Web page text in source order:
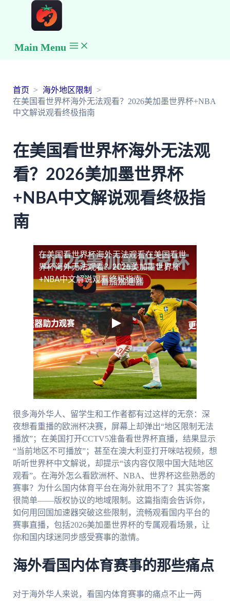
Main Menu
首页
海外地区限制
在美国看世界杯海外无法观看？2026美加墨世界杯+NBA
中文解说观看终极指南
在美国看世界杯海外无法观
看？2026美加墨世界杯
+NBA中文解说观看终极指
南
在美国看世界杯海外无法观看在美国看世
界杯海外无法观看？2026美加墨世界杯
+NBA中文解说观看终极指南
很多海外华人、留学生和工作者都有过这样的无奈：深
夜想看重播的欧洲杯决赛，屏幕上却弹出“地区限制无法
播放”；在美国打开CCTV5准备看世界杯直播，结果显示
“当前地区不可播放”；甚至在澳大利亚打开咪咕视频，想
听听世界杯中文解说，却提示“该内容仅限中国大陆地区
观看”。在海外怎么看欧洲杯、NBA、世界杯这些熟悉的
赛事？为什么国内体育平台在海外就用不了？其实答案
很简单——版权协议的地域限制。这篇指南会告诉你，
如何用回国加速器突破这些限制，流畅观看国内平台的
赛事直播，包括2026美加墨世界杯的专属观看场景，让
你和国内球迷同步感受赛事的激情。
海外看国内体育赛事的那些痛点
对于海外华人来说，看国内体育赛事的痛点不止一两